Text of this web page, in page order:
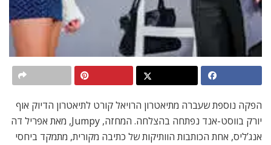
הפקה נוספת שעברה מתיאטרון הרויאל קורט לתיאטרון הדיוק אוף
יורק בווסט-אנד נפתחה בהצלחה. המחזה, Jumpy, מאת אפריל דה
אנג’ליס, אחת הכותבות הוותיקות של כתיבה מקורית, מתמקד ביחסי